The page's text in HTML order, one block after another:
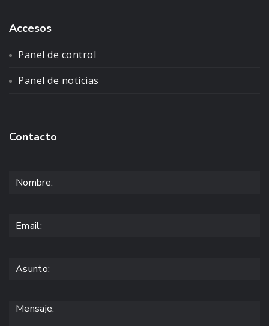
Accesos
Panel de control
Panel de noticias
Contacto